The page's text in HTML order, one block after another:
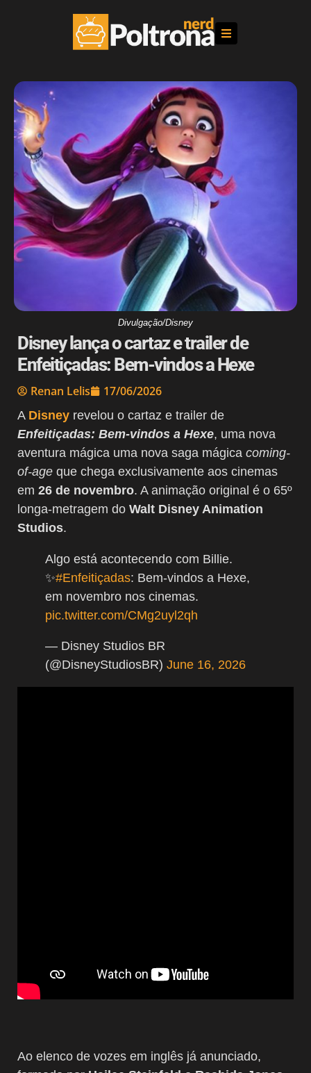
Divulgação/Disney
Disney lança o cartaz e trailer de
Enfeitiçadas: Bem-vindos a Hexe
Renan Lelis 17/06/2026
A Disney revelou o cartaz e trailer de
Enfeitiçadas: Bem-vindos a Hexe, uma nova
aventura mágica uma nova saga mágica coming-
of-age que chega exclusivamente aos cinemas
em 26 de novembro. A animação original é o 65º
longa-metragem do Walt Disney Animation
Studios.
Algo está acontecendo com Billie.
✨#Enfeitiçadas: Bem-vindos a Hexe,
em novembro nos cinemas.
pic.twitter.com/CMg2uyl2qh
— Disney Studios BR
(@DisneyStudiosBR) June 16, 2026
Ao elenco de vozes em inglês já anunciado,